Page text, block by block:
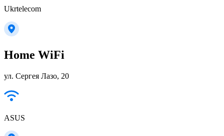
Ukrtelecom
Home WiFi
ул. Сергея Лазо, 20
ASUS